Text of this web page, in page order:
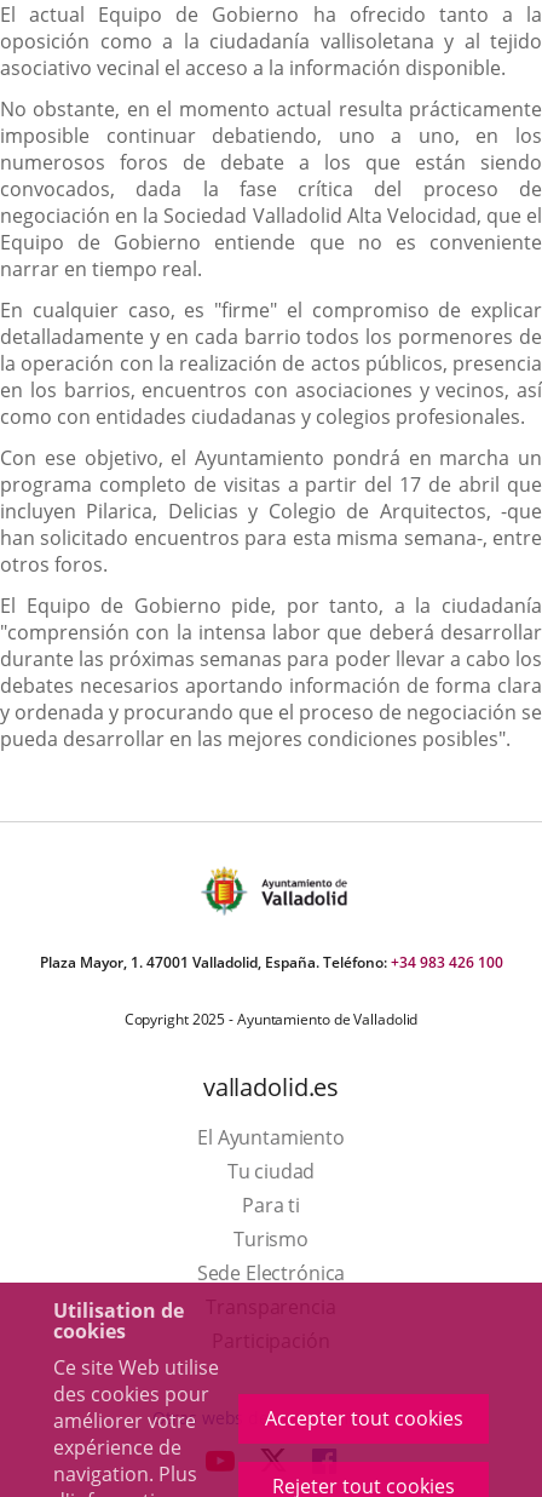
Utilisation de
cookies
Ce site Web utilise
des cookies pour
améliorer votre
expérience de
navigation. Plus
Accepter tout cookies
Rejeter tout cookies
El actual Equipo de Gobierno ha ofrecido tanto a la
oposición como a la ciudadanía vallisoletana y al tejido
asociativo vecinal el acceso a la información disponible.
No obstante, en el momento actual resulta prácticamente
imposible continuar debatiendo, uno a uno, en los
numerosos foros de debate a los que están siendo
convocados, dada la fase crítica del proceso de
negociación en la Sociedad Valladolid Alta Velocidad, que el
Equipo de Gobierno entiende que no es conveniente
narrar en tiempo real.
En cualquier caso, es "firme" el compromiso de explicar
detalladamente y en cada barrio todos los pormenores de
la operación con la realización de actos públicos, presencia
en los barrios, encuentros con asociaciones y vecinos, así
como con entidades ciudadanas y colegios profesionales.
Con ese objetivo, el Ayuntamiento pondrá en marcha un
programa completo de visitas a partir del 17 de abril que
incluyen Pilarica, Delicias y Colegio de Arquitectos, -que
han solicitado encuentros para esta misma semana-, entre
otros foros.
El Equipo de Gobierno pide, por tanto, a la ciudadanía
"comprensión con la intensa labor que deberá desarrollar
durante las próximas semanas para poder llevar a cabo los
debates necesarios aportando información de forma clara
y ordenada y procurando que el proceso de negociación se
pueda desarrollar en las mejores condiciones posibles".
Plaza Mayor, 1. 47001 Valladolid, España. Teléfono:+34 983 426 100
Copyright 2025 - Ayuntamiento de Valladolid
valladolid.es
El Ayuntamiento
Tu ciudad
Para ti
TurismoEste
enlace
una
ventana
nueva.
Sede Electrónica
externa.
Otras webs del ayuntamiento
ENLACEENLACE
A
ENLACE
A